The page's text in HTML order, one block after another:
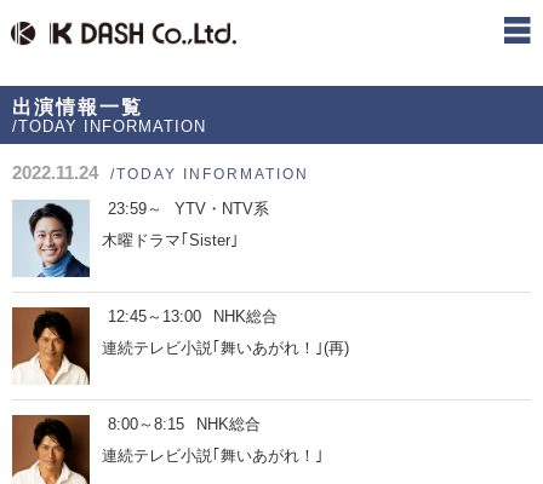
出演情報一覧
/TODAY INFORMATION
2022.11.24 /TODAY INFORMATION
23:59～
YTV・NTV系
木曜ドラマ｢Sister｣
12:45～13:00
NHK総合
連続テレビ小説｢舞いあがれ！｣(再)
8:00～8:15
NHK総合
連続テレビ小説｢舞いあがれ！｣